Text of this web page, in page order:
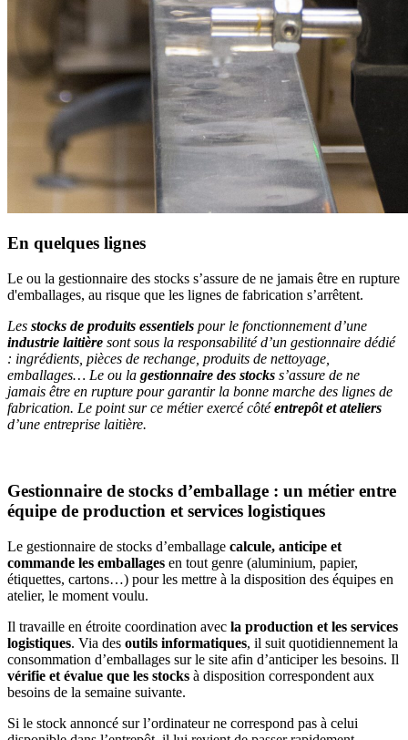
En quelques lignes
Le ou la gestionnaire des stocks s’assure de ne jamais être en rupture
d'emballages, au risque que les lignes de fabrication s’arrêtent.
Les stocks de produits essentiels pour le fonctionnement d’une
industrie laitière sont sous la responsabilité d’un gestionnaire dédié
: ingrédients, pièces de rechange, produits de nettoyage,
emballages… Le ou la gestionnaire des stocks s’assure de ne
jamais être en rupture pour garantir la bonne marche des lignes de
fabrication. Le point sur ce métier exercé côtéentrepôt et ateliers
d’une entreprise laitière.
Gestionnaire de stocks d’emballage : un métier entre
équipe de production et services logistiques
Le gestionnaire de stocks d’emballage calcule, anticipe et
commande les emballages en tout genre (aluminium, papier,
étiquettes, cartons…) pour les mettre à la disposition des équipes en
atelier, le moment voulu.
Il travaille en étroite coordination avec la production et les services
logistiques. Via des outils informatiques, il suit quotidiennement la
consommation d’emballages sur le site afin d’anticiper les besoins. Il
vérifie et évalue que les stocks à disposition correspondent aux
besoins de la semaine suivante.
Si le stock annoncé sur l’ordinateur ne correspond pas à celui